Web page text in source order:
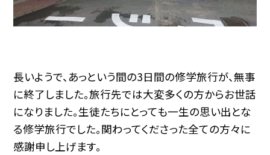
長いようで、あっという間の3日間の修学旅行が、無事
に終了しました。旅行先では大変多くの方からお世話
になりました。生徒たちにとっても一生の思い出とな
る修学旅行でした。関わってくださった全ての方々に
感謝申し上げます。